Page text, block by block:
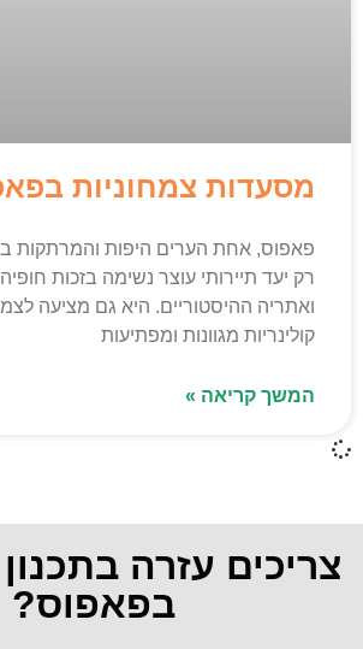
מסעדות צמחוניות
פאפוס, אחת הערים היפות והמרתקות
רק יעד תיירותי עוצר נשימה בזכות
ואתריה ההיסטוריים. היא גם מציעה
קולינריות מגוונות ומפתיעות
המשך קריאה »
צריכים עזרה
בפאפוס?